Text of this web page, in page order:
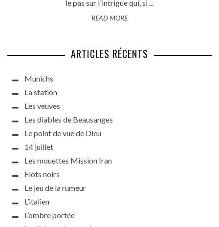
le pas sur l'intrigue qui, si ...
READ MORE
ARTICLES RÉCENTS
Munichs
La station
Les veuves
Les diables de Beausanges
Le point de vue de Dieu
14 juillet
Les mouettes Mission Iran
Flots noirs
Le jeu de la rumeur
L’italien
L’ombre portée